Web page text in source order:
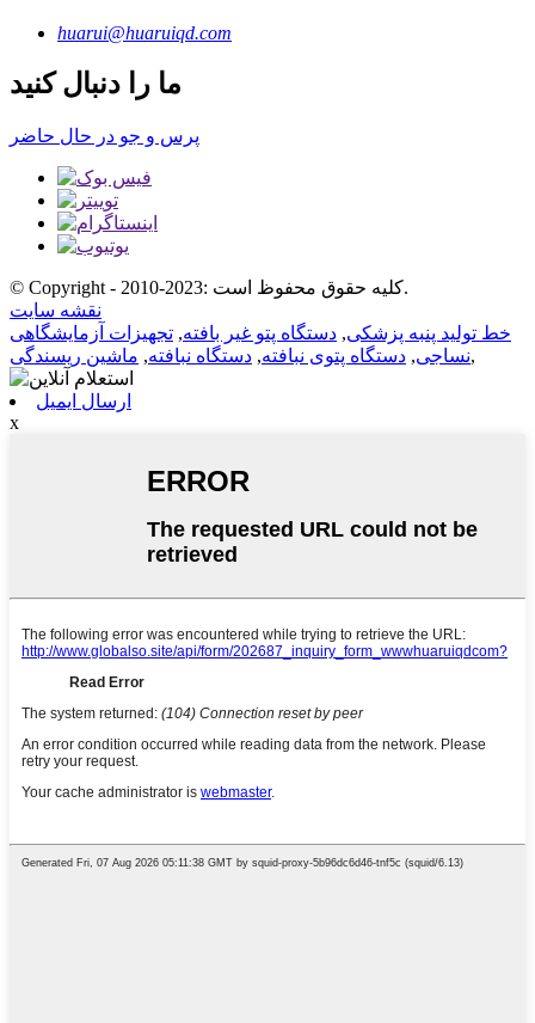
huarui@huaruiqd.com
ما را دنبال کنید
پرس و جو در حال حاضر
© Copyright - 2010-2023: کلیه حقوق محفوظ است.
نقشه سایت
خط تولید پنبه پزشکی, دستگاه پتو غیر بافته, تجهیزات آزمایشگاهی
نساجی, دستگاه پتوی نبافته, دستگاه نبافته, ماشین ریسندگی ,
ارسال ایمیل
x